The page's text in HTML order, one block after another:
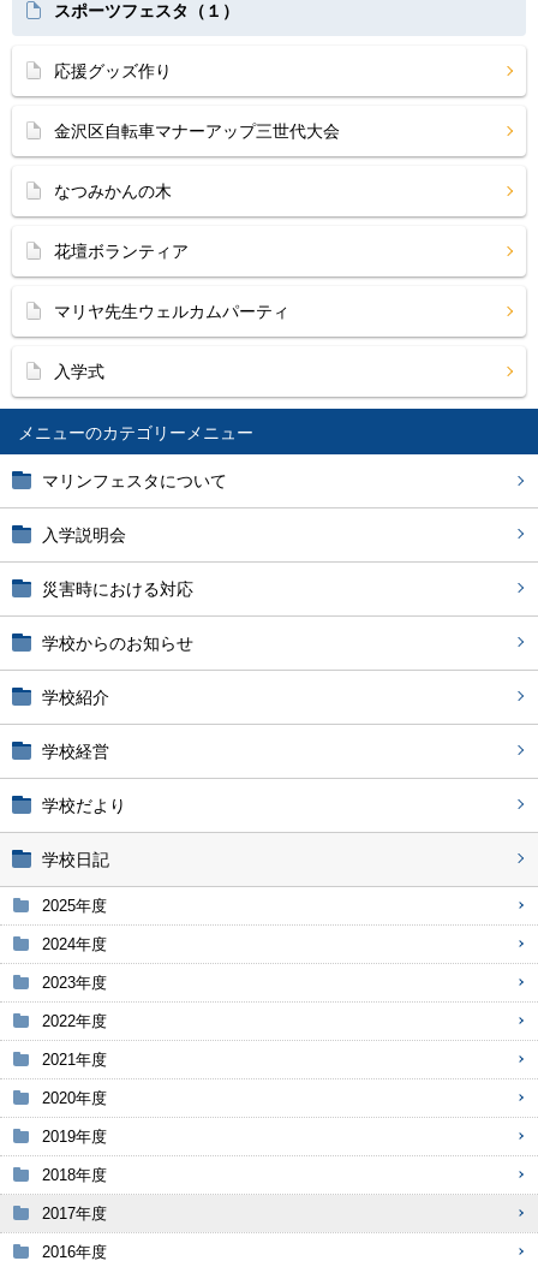
メニュー
マリンフェスタについて
入学説明会
災害時における対応
学校からのお知らせ
学校紹介
学校経営
学校だより
学校日記
2025年度
2024年度
2023年度
2022年度
2021年度
2020年度
2019年度
2018年度
2017年度
2016年度
スポーツフェスタ（１）
応援グッズ作り
金沢区自転車マナーアップ三世代大会
なつみかんの木
花壇ボランティア
マリヤ先生ウェルカムパーティ
入学式